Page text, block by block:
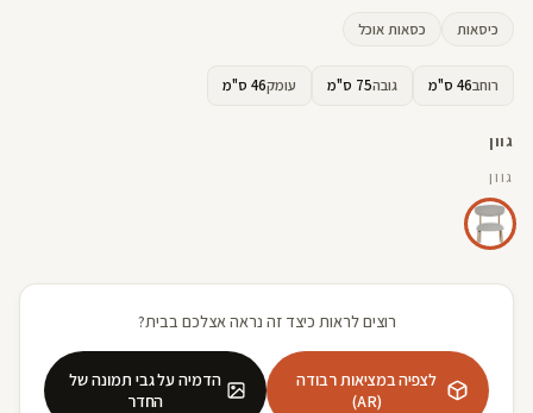
כיסאות כסאות אוכל
רוחב46 ס"מ גובה75 ס"מ עומק46 ס"מ
גוון
גוון
רוצים לראות כיצד זה נראה אצלכם בבית?
לצפיה במציאות רבודה
(AR)
הדמיה על גבי תמונה של
החדר